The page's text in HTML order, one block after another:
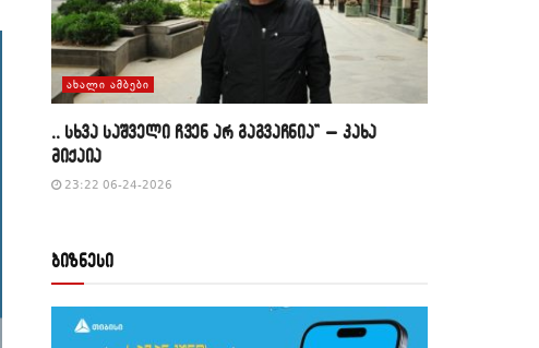
ᲐᲮᲐᲚᲘ ᲐᲛᲑᲔᲑᲘ
,, სხვა საშველი ჩვენ არ გაგვაჩნია” – კახა
მიქაია
23:22 06-24-2026
ბიზნესი